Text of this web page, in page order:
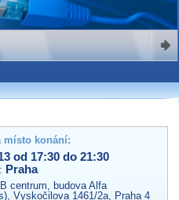
místo konání:
od 17:30 do 21:30
Praha
centrum, budova Alfa
Vyskočilova 1461/2a, Praha 4